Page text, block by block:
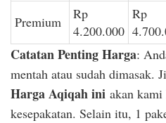
Premium
Rp
4.200.000
Rp
Catatan Penting Harga:
mentah atau sudah dimasak.
Harga Aqiqah ini akan kami
kesepakatan. Selain itu, 1